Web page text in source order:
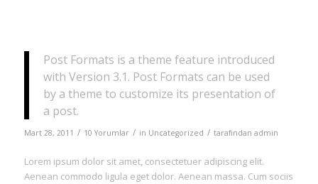
Post Formats is a theme feature introduced
with Version 3.1. Post Formats can be used
by a theme to customize its presentation of
a post.
Mart 28, 2011 / 10 Yorumlar / in Uncategorized / tarafından admin
Lorem ipsum dolor sit amet, consectetuer adipiscing elit.
Aenean commodo ligula eget dolor. Aenean massa. Cum sociis